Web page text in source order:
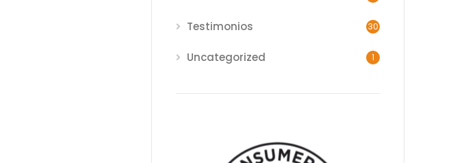
Testimonios 30
Uncategorized 1